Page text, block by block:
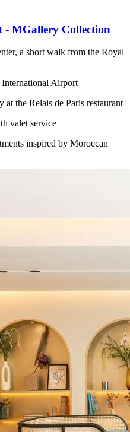
- MGallery Collection
a short walk from the Royal
Airport
the Relais de Paris restaurant
valet service
inspired by Moroccan